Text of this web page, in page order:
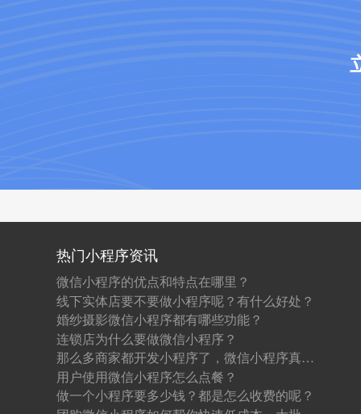
热门小程序资讯
微信小程序的优点和特点在哪里？
线下实体店要不要做小程序呢？有什么好处？
婚纱摄影微信小程序都有哪些功能？
连锁店为什么要做微信小程序？
那么多商家都开发小程序了，微信小程序真的值得做吗？
用户使用微信小程序怎么点餐？
做一个小程序要多少钱？都是怎么收费的呢？